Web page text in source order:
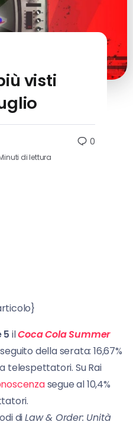
visti
di lettura
0
5 ilCoca Cola Summer
della serata: 16,67%
telespettatori. Su Rai
segue al 10,4%
diLaw & Order: Unità